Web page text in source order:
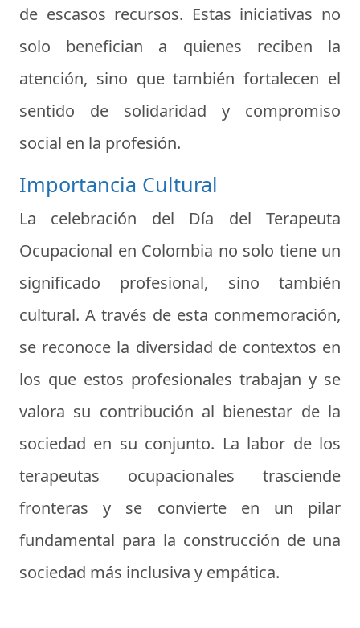
de escasos recursos. Estas iniciativas no
solo benefician a quienes reciben la
atención, sino que también fortalecen el
sentido de solidaridad y compromiso
social en la profesión.
Importancia Cultural
La celebración del Día del Terapeuta
Ocupacional en Colombia no solo tiene un
significado profesional, sino también
cultural. A través de esta conmemoración,
se reconoce la diversidad de contextos en
los que estos profesionales trabajan y se
valora su contribución al bienestar de la
sociedad en su conjunto. La labor de los
terapeutas ocupacionales trasciende
fronteras y se convierte en un pilar
fundamental para la construcción de una
sociedad más inclusiva y empática.